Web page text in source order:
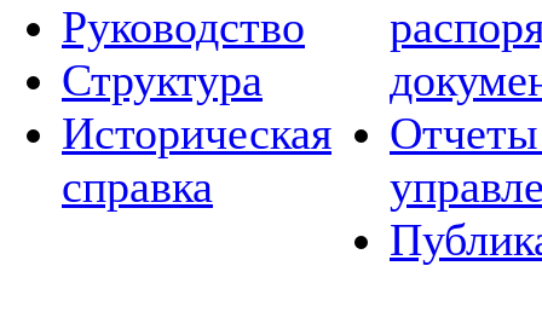
Руководство
Структура
Историческая
справка
Отчеты